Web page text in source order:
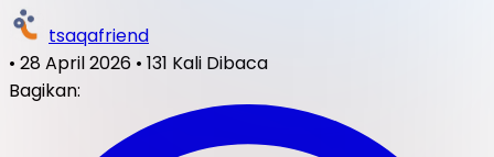
tsaqafriend
• 28 April 2026 • 131 Kali Dibaca
Bagikan: